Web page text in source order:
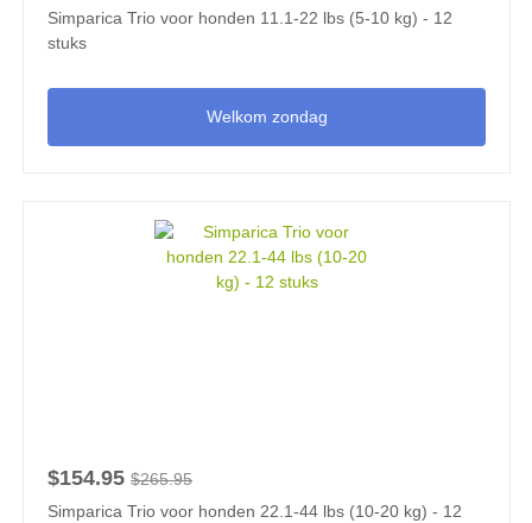
Simparica Trio voor honden 11.1-22 lbs (5-10 kg) - 12
stuks
Welkom zondag
$154.95 $265.95
Simparica Trio voor honden 22.1-44 lbs (10-20 kg) - 12